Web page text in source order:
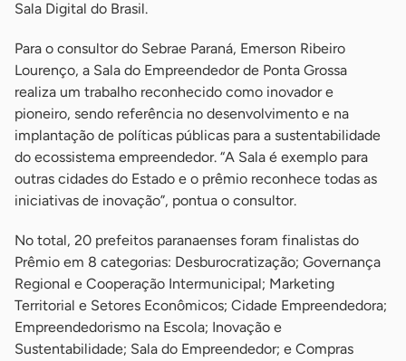
Sala Digital do Brasil.
Para o consultor do Sebrae Paraná, Emerson Ribeiro
Lourenço, a Sala do Empreendedor de Ponta Grossa
realiza um trabalho reconhecido como inovador e
pioneiro, sendo referência no desenvolvimento e na
implantação de políticas públicas para a sustentabilidade
do ecossistema empreendedor. “A Sala é exemplo para
outras cidades do Estado e o prêmio reconhece todas as
iniciativas de inovação”, pontua o consultor.
No total, 20 prefeitos paranaenses foram finalistas do
Prêmio em 8 categorias: Desburocratização; Governança
Regional e Cooperação Intermunicipal; Marketing
Territorial e Setores Econômicos; Cidade Empreendedora;
Empreendedorismo na Escola; Inovação e
Sustentabilidade; Sala do Empreendedor; e Compras